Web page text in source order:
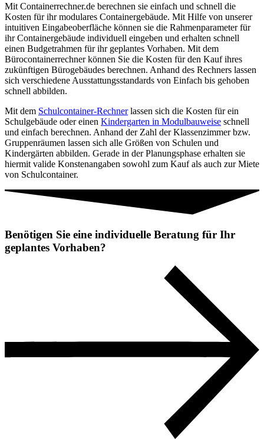
Mit Containerrechner.de berechnen sie einfach und schnell die
Kosten für ihr modulares Containergebäude. Mit Hilfe von unserer
intuitiven Eingabeoberfläche können sie die Rahmenparameter für
ihr Containergebäude individuell eingeben und erhalten schnell
einen Budgetrahmen für ihr geplantes Vorhaben. Mit dem
Bürocontainerrechner können Sie die Kosten für den Kauf ihres
zukünftigen Bürogebäudes berechnen. Anhand des Rechners lassen
sich verschiedene Ausstattungsstandards von Einfach bis gehoben
schnell abbilden.
Mit dem Schulcontainer-Rechnerlassen sich die Kosten für ein
Schulgebäude oder einen Kindergarten in Modulbauweise schnell
und einfach berechnen. Anhand der Zahl der Klassenzimmer bzw.
Gruppenräumen lassen sich alle Größen von Schulen und
Kindergärten abbilden. Gerade in der Planungsphase erhalten sie
hiermit valide Konstenangaben sowohl zum Kauf als auch zur Miete
von Schulcontainer.
Benötigen Sie eine individuelle Beratung für Ihr
geplantes Vorhaben?